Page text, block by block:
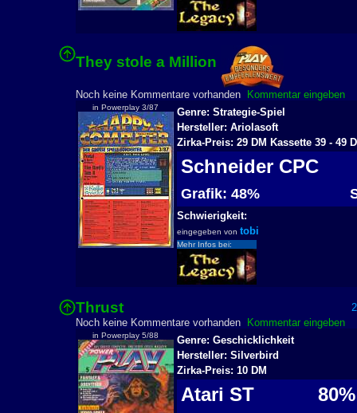
They stole a Million
Noch keine Kommentare vorhanden Kommentar eingeben
in Powerplay 3/87
Genre: Strategie-Spiel
Hersteller: Ariolasoft
Zirka-Preis: 29 DM Kassette 39 - 49
Schneider CPC
Grafik: 48%
Schwierigkeit:
eingegeben von tobi
Mehr Infos bei:
Thrust
Noch keine Kommentare vorhanden
Kommentar eingeben
in Powerplay 5/88
Genre: Geschicklichkeit
Hersteller: Silverbird
Zirka-Preis: 10 DM
Atari ST 80%